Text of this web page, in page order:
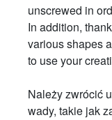
unscrewed in
In addition,
various shapes
to use your
Należy zwrócić
wady, takie jak